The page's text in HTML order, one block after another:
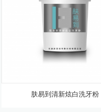
肤易到清新炫白洗牙粉